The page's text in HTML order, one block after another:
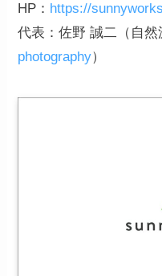
HP： https://
代表：佐野 誠二（自
photography）